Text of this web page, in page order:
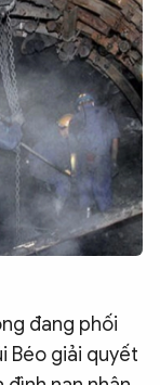
đang phối
Béo giải quyết